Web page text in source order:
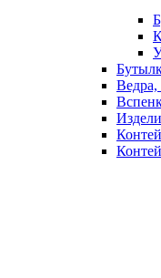
Ведра,